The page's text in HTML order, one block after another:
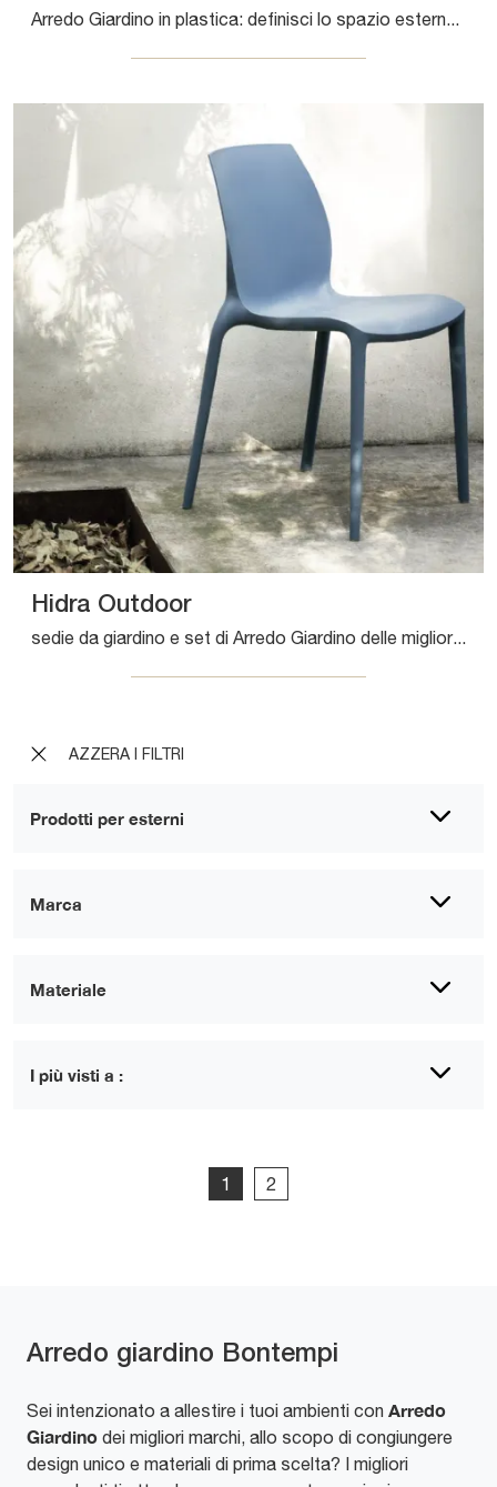
AZZERA I FILTRI
Prodotti per esterni
Marca
Materiale
I più visti a :
Arredo Giardino in plastica: definisci lo spazio esterno con diverse soluzioni di sedie da giardino della marca Bontempi.
Hidra Outdoor
sedie da giardino e set di Arredo Giardino delle migliori marche: ottieni informazioni sul modello Hidra Outdoor di Bontempi, clicca subito!
1 2
Arredo giardino Bontempi
Sei intenzionato a allestire i tuoi ambienti con Arredo
Giardino dei migliori marchi, allo scopo di congiungere
design unico e materiali di prima scelta? I migliori